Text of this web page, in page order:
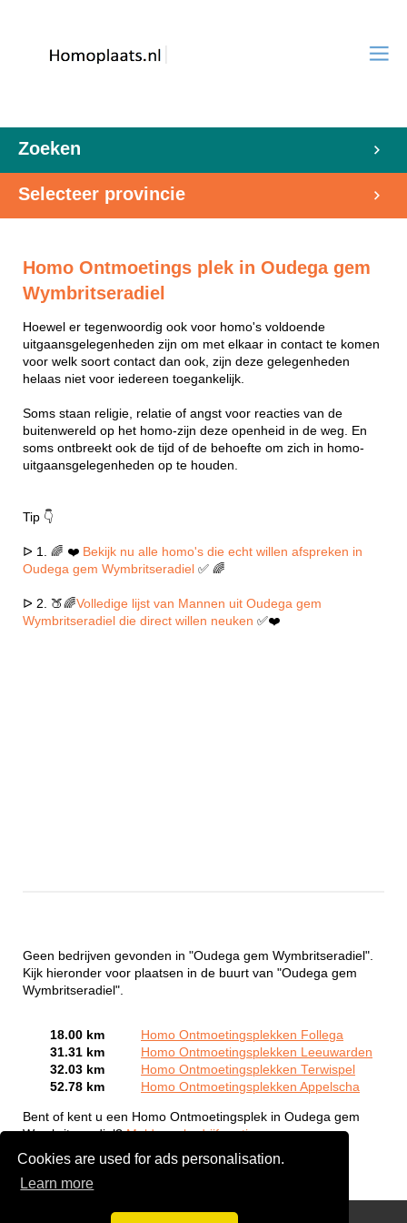
Cookies are used for ads personalisation.
Learn more
Zoeken
Selecteer provincie
Homo Ontmoetings plek in Oudega gem
Wymbritseradiel
Hoewel er tegenwoordig ook voor homo's voldoende
uitgaansgelegenheden zijn om met elkaar in contact te komen
voor welk soort contact dan ook, zijn deze gelegenheden
helaas niet voor iedereen toegankelijk.
Soms staan religie, relatie of angst voor reacties van de
buitenwereld op het homo-zijn deze openheid in de weg. En
soms ontbreekt ook de tijd of de behoefte om zich in homo-
uitgaansgelegenheden op te houden.
Tip 👇
ᐅ 1. 🌈 ❤️ Bekijk nu alle homo's die echt willen afspreken in
Oudega gem Wymbritseradiel ✅ 🌈
ᐅ 2. 🍑🌈Volledige lijst van Mannen uit Oudega gem
Wymbritseradiel die direct willen neuken ✅❤️
Geen bedrijven gevonden in "Oudega gem Wymbritseradiel".
Kijk hieronder voor plaatsen in de buurt van "Oudega gem
Wymbritseradiel".
18.00 km
Homo Ontmoetingsplekken Follega
31.31 km
Homo Ontmoetingsplekken Leeuwarden
32.03 km
Homo Ontmoetingsplekken Terwispel
52.78 km
Homo Ontmoetingsplekken Appelscha
Bent of kent u een Homo Ontmoetingsplek in Oudega gem
Wymbritseradiel?Meld een bedrijf gratis aan